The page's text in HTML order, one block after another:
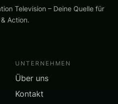
Television – Deine Quelle für
Action.
UNTERNEHMEN
Über uns
Kontakt